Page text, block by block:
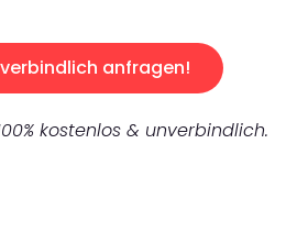
anfragen!
kostenlos & unverbindlich.